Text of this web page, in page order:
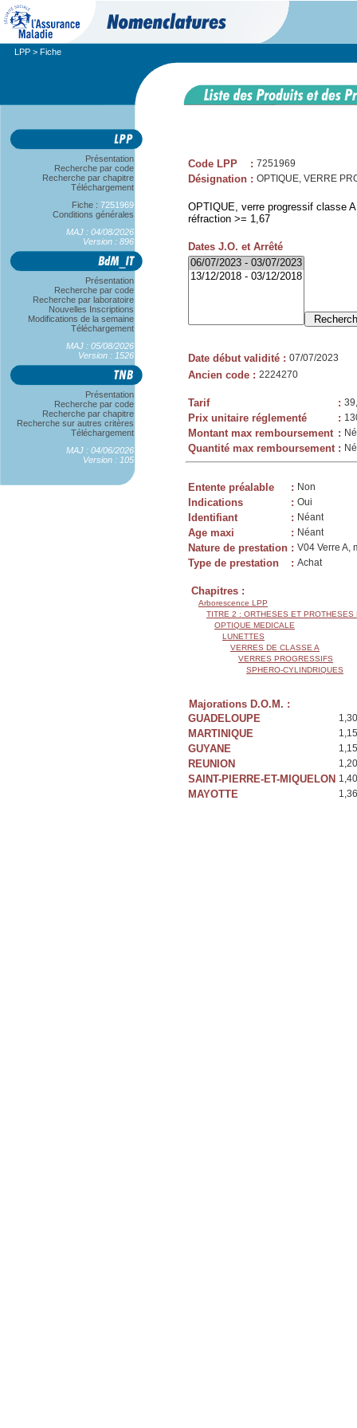
LPP > Fiche
Présentation
Recherche par code
Recherche par chapitre
Téléchargement
Fiche : 7251969
Conditions générales
MAJ : 04/08/2026
Version : 896
Présentation
Recherche par code
Recherche par laboratoire
Nouvelles Inscriptions
Modifications de la semaine
Téléchargement
MAJ : 05/08/2026
Version : 1526
Présentation
Recherche par code
Recherche par chapitre
Recherche sur autres critères
Téléchargement
MAJ : 04/06/2026
Version : 105
Code LPP : 7251969
Désignation : OPTIQUE, VERRE
OPTIQUE, verre progressif classe
réfraction >= 1,67
Dates J.O. et Arrêté
Date début validité : 07/07/2023
Ancien code : 2224270
Tarif :
Prix unitaire réglementé :
Montant max remboursement :
Quantité max remboursement :
Entente préalable : Non
Indications : Oui
Identifiant : Néant
Age maxi : Néant
Nature de prestation : V04 Verre A,
Type de prestation : Achat
Chapitres :
Arborescence LPP
TITRE 2 : ORTHESES ET PROTHESES
OPTIQUE MEDICALE
LUNETTES
VERRES DE CLASSE A
VERRES PROGRESSIFS
SPHERO-CYLINDRIQUES
Majorations D.O.M. :
GUADELOUPE
MARTINIQUE
GUYANE
REUNION
SAINT-PIERRE-ET-MIQUELON
MAYOTTE